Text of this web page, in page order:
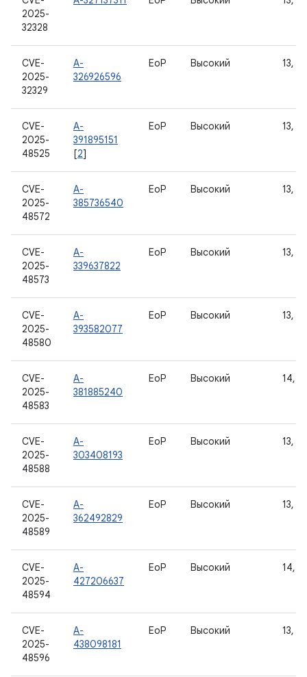
2025-
32328
CVE-
2025-
32329
A-
326926596
EoP Высокий 13,
CVE-
2025-
48525
A-
391895151
[2]
EoP Высокий 13,
CVE-
2025-
48572
A-
385736540
EoP Высокий 13,
CVE-
2025-
48573
A-
339637822
EoP Высокий 13,
CVE-
2025-
48580
A-
393582077
EoP Высокий 13,
CVE-
2025-
48583
A-
381885240
EoP Высокий 14,
CVE-
2025-
48588
A-
303408193
EoP Высокий 13,
CVE-
2025-
48589
A-
362492829
EoP Высокий 13,
CVE-
2025-
48594
A-
427206637
EoP Высокий 14,
CVE-
2025-
48596
A-
438098181
EoP Высокий 13,